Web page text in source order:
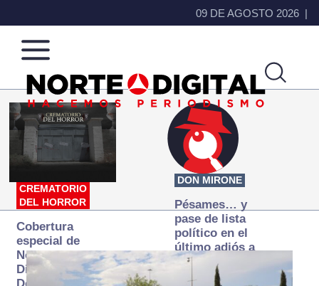
09 DE AGOSTO 2026
Norte
de
Ciudad
Más
que
noticias,
hacemos periodismo
CREMATORIO
DEL HORROR
Cobertura
especial de
Norte
Digital:
DON MIRONE
Pésames… y
pase de lista
político en el
último adiós a
Papá Grande